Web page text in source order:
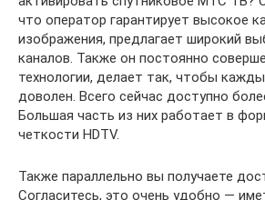
что оператор гарантирует высокое
изображения, предлагает широкий
каналов. Также он постоянно
технологии, делает так, чтобы
доволен. Всего сейчас доступно
Большая часть из них работает в
четкости HDTV.
Также параллельно вы получаете
Согласитесь, это очень удобно —